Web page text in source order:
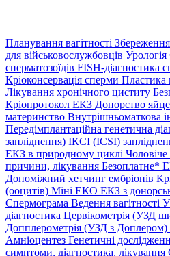
Планування вагітності
для військовослужбовців Урологія
сперматозоїдів FISH-діагностика
Кріоконсервація сперми Пластика
Лікування хронічного циститу
Кріопротокол ЕКЗ Донорство
материнство Внутрішньоматкова
Передімплантаційна генетична
запліднення) ІКСІ (ICSI)
ЕКЗ в природному циклі
причини, лікування Безоплатне*
Допоміжний хетчинг ембріонів
(ооцитів) Міні ЕКО ЕКЗ з
Спермограма Ведення вагітності
діагностика Цервікометрія (УЗД
Допплерометрія (УЗД з Доплером)
Амніоцентез Генетичні
симптоми, дiагностика, лiкування